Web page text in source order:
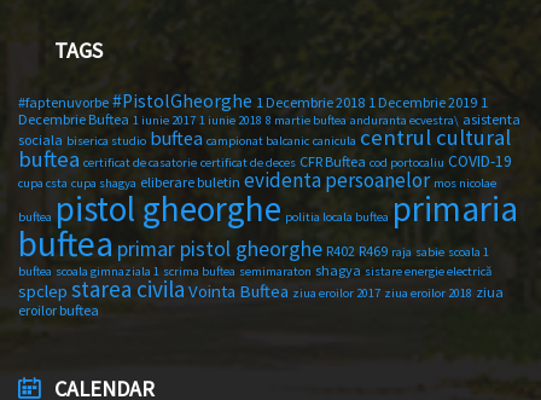
TAGS
#faptenuvorbe #PistolGheorghe 1 Decembrie 2018 1 Decembrie 2019 1
Decembrie Buftea 1 iunie 2017 1 iunie 2018 8 martie buftea anduranta ecvestra\ asistenta
sociala biserica studio buftea campionat balcanic canicula centrul cultural
buftea certificat de casatorie certificat de deces CFR Buftea cod portocaliu COVID-19
cupa csta cupa shagya eliberare buletin evidenta persoanelor mos nicolae
buftea pistol gheorghe politia locala buftea primaria
buftea primar pistol gheorghe R402 R469 raja sabie scoala 1
buftea scoala gimnaziala 1 scrima buftea semimaraton shagya sistare energie electrică
spclep starea civila Vointa Buftea ziua eroilor 2017 ziua eroilor 2018 ziua
eroilor buftea
CALENDAR